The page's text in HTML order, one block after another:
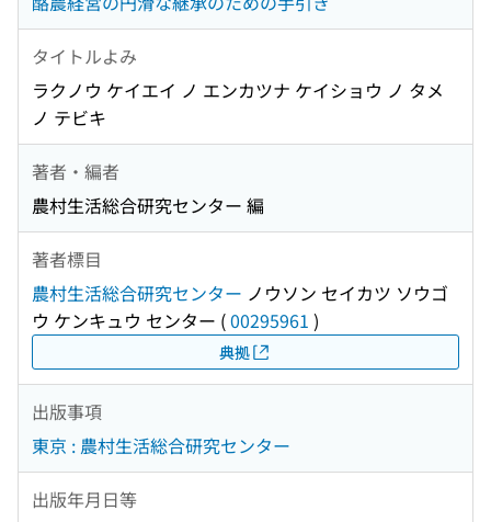
タイトルよみ
ラクノウ ケイエイ ノ エンカツナ ケイショウ ノ タメ
ノ テビキ
著者・編者
農村生活総合研究センター 編
著者標目
農村生活総合研究センター ノウソン セイカツ ソウゴ
ウ ケンキュウ センター (00295961 )
典拠
出版事項
東京 : 農村生活総合研究センター
出版年月日等